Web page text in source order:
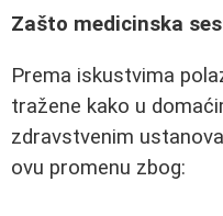
Zašto medicinska
Prema iskustvima
tražene kako u
zdravstvenim
ovu promenu zbog: